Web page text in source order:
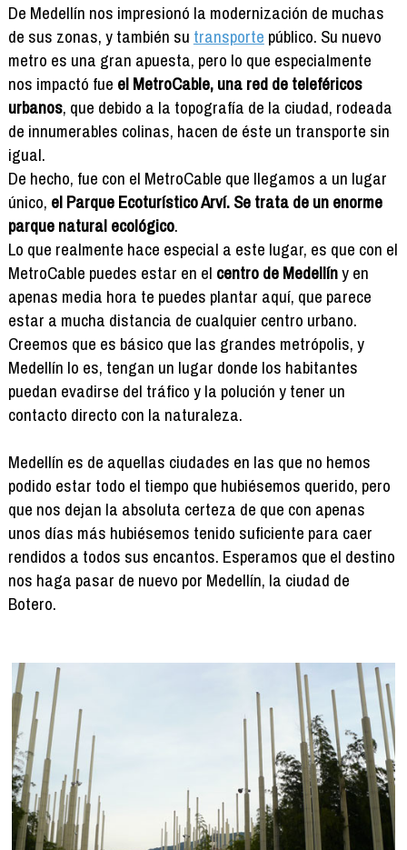
De Medellín nos impresionó la modernización de muchas
de sus zonas, y también su transporte público. Su nuevo
metro es una gran apuesta, pero lo que especialmente
nos impactó fue el MetroCable, una red de teleféricos
urbanos, que debido a la topografía de la ciudad, rodeada
de innumerables colinas, hacen de éste un transporte sin
igual.
De hecho, fue con el MetroCable que llegamos a un lugar
único, el Parque Ecoturístico Arví. Se trata de un enorme
parque natural ecológico.
Lo que realmente hace especial a este lugar, es que con el
MetroCable puedes estar en el centro de Medellíny en
apenas media hora te puedes plantar aquí, que parece
estar a mucha distancia de cualquier centro urbano.
Creemos que es básico que las grandes metrópolis, y
Medellín lo es, tengan un lugar donde los habitantes
puedan evadirse del tráfico y la polución y tener un
contacto directo con la naturaleza.
Medellín es de aquellas ciudades en las que no hemos
podido estar todo el tiempo que hubiésemos querido, pero
que nos dejan la absoluta certeza de que con apenas
unos días más hubiésemos tenido suficiente para caer
rendidos a todos sus encantos. Esperamos que el destino
nos haga pasar de nuevo por Medellín, la ciudad de
Botero.